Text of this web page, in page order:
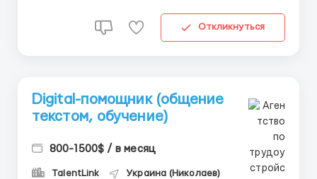
Откликнуться
Digital-помощник (общение
текстом, обучение)
800-1500$ / в месяц
TalentLink Украина (Николаев)